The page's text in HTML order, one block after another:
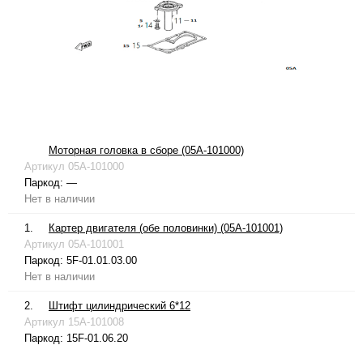
Моторная головка в сборе (05A-101000)
Артикул 05A-101000
Паркод: —
Нет в наличии
1.
Картер двигателя (обе половинки) (05A-101001)
Артикул 05A-101001
Паркод: 5F-01.01.03.00
Нет в наличии
2.
Штифт цилиндрический 6*12
Артикул 15A-101008
Паркод: 15F-01.06.20